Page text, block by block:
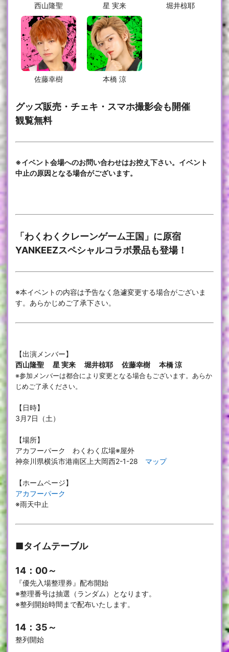
西山隆聖 星 実来 堀井椋耶
佐藤幸樹 本橋 涼
グッズ販売・チェキ・スマホ撮影会も開催
観覧無料
※イベント会場へのお問い合わせはお控え下さい。イベント
中止の原因となる場合がございます。
「わくわくクレーンゲーム王国」に原宿
YANKEEZスペシャルコラボ景品も登場！
※本イベントの内容は予告なく急遽変更する場合がございま
す。あらかじめご了承下さい。
【出演メンバー】
西山隆聖 星 実来 堀井椋耶 佐藤幸樹 本橋 涼
※参加メンバーは都合により変更となる場合もございます。あらか
じめご了承ください。
【日時】
3月7日（土）
【場所】
アカフーパーク わくわく広場※屋外
神奈川県横浜市港南区上大岡西2-1-28 マップ
【ホームページ】
アカフーパーク
※雨天中止
■タイムテーブル
14：00～
『優先入場整理券』配布開始
※整理番号は抽選（ランダム）となります。
※整列開始時間まで配布いたします。
14：35～
整列開始